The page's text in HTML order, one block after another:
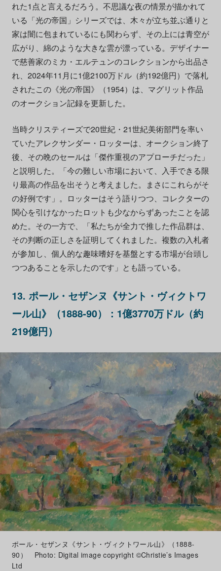
れた1点と言えるだろう。不思議な夜の情景が描かれて
いる「光の帝国」シリーズでは、木々が立ち並ぶ通りと
家は闇に包まれているにも関わらず、その上には青空が
広がり、綿のような大きな雲が漂っている。デザイナー
で慈善家のミカ・エルテュンのコレクションから出品さ
れ、2024年11月に1億2100万ドル（約192億円）で落札
されたこの《光の帝国》（1954）は、マグリット作品
のオークション記録を更新した。
当時クリスティーズで20世紀・21世紀美術部門を率い
ていたアレクサンダー・ロッターは、オークション終了
後、その晩のセールは「傑作重視のアプローチだった」
と説明した。「今の難しい市場において、入手できる限
り最高の作品を出そうと考えました。まさにこれらがそ
の好例です」。ロッターはそう語りつつ、コレクターの
関心を引けなかったロットも少なからずあったことを認
めた。その一方で、「私たちが全力で推した作品群は、
その判断の正しさを証明してくれました。複数の入札者
が参加し、個人的な趣味嗜好を基盤とする市場が台頭し
つつあることを示したのです」とも語っている。
13. ポール・セザンヌ《サント・ヴィクトワ
ール山》（1888-90）：1億3770万ドル（約
219億円）
ポール・セザンヌ《サント・ヴィクトワール山》（1888-
90） Photo: Digital image copyright ©Christie’s Images
Ltd